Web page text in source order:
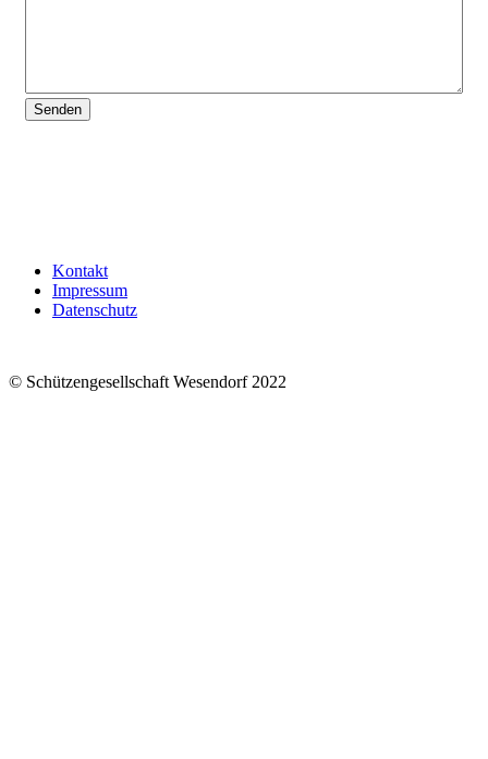
Kontakt
Impressum
Datenschutz
© Schützengesellschaft Wesendorf 2022